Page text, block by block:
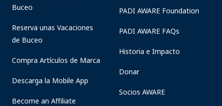
Buceo
Reserva unas Vacaciones
de Buceo
Compra Artículos de Marca
Descarga la Mobile App
Become an Affiliate
PADI AWARE Foundation
PADI AWARE FAQs
Historia e Impacto
Donar
Socios AWARE